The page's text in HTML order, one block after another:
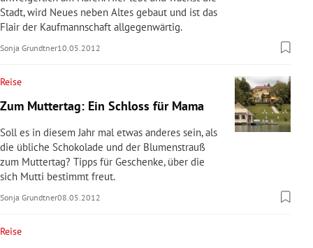
Stadt, wird Neues neben Altes gebaut und ist das
Flair der Kaufmannschaft allgegenwärtig.
Sonja Grundtner10.05.2012
Reise
Zum Muttertag: Ein Schloss für Mama
Soll es in diesem Jahr mal etwas anderes sein, als
die übliche Schokolade und der Blumenstrauß
zum Muttertag? Tipps für Geschenke, über die
sich Mutti bestimmt freut.
Sonja Grundtner08.05.2012
Reise